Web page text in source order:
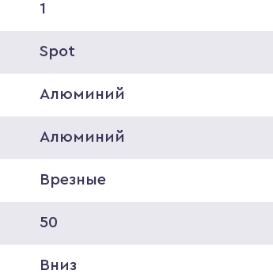
1
Spot
Алюминий
Алюминий
Врезные
50
Вниз